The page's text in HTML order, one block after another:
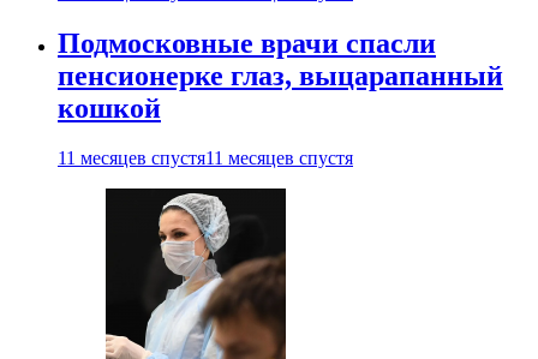
Подмосковные врачи спасли
пенсионерке глаз, выцарапанный
кошкой
11 месяцев спустя11 месяцев спустя